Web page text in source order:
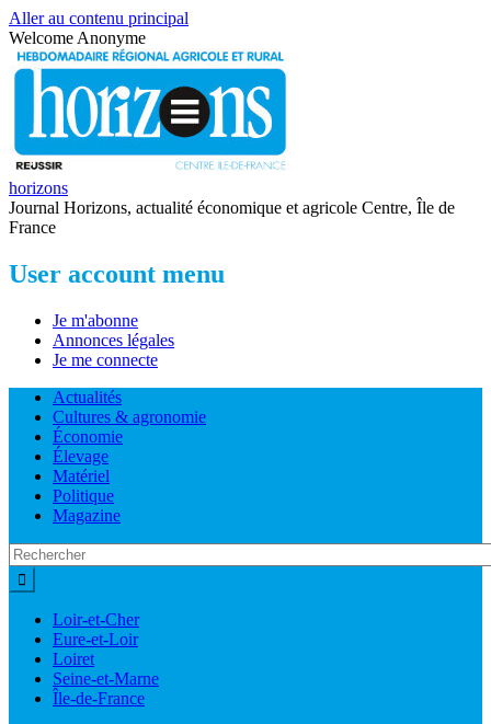
Aller au contenu principal
Welcome Anonyme
horizons
Journal Horizons, actualité économique et agricole Centre, Île de
France
User account menu
Je m'abonne
Annonces légales
Je me connecte
Actualités
Cultures & agronomie
Économie
Élevage
Matériel
Politique
Magazine
Loir-et-Cher
Eure-et-Loir
Loiret
Seine-et-Marne
Île-de-France